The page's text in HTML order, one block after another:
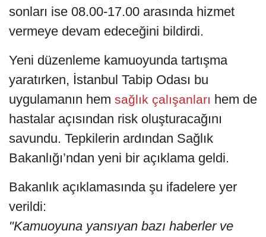
sonları ise 08.00-17.00 arasında hizmet
vermeye devam edeceğini bildirdi.
Yeni düzenleme kamuoyunda tartışma
yaratırken, İstanbul Tabip Odası bu
uygulamanın hem sağlık çalışanları hem de
hastalar açısından risk oluşturacağını
savundu. Tepkilerin ardından Sağlık
Bakanlığı’ndan yeni bir açıklama geldi.
Bakanlık açıklamasında şu ifadelere yer
verildi:
"Kamuoyuna yansıyan bazı haberler ve